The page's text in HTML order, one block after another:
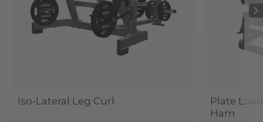
Iso-Lateral Leg Curl
Plate
Ham